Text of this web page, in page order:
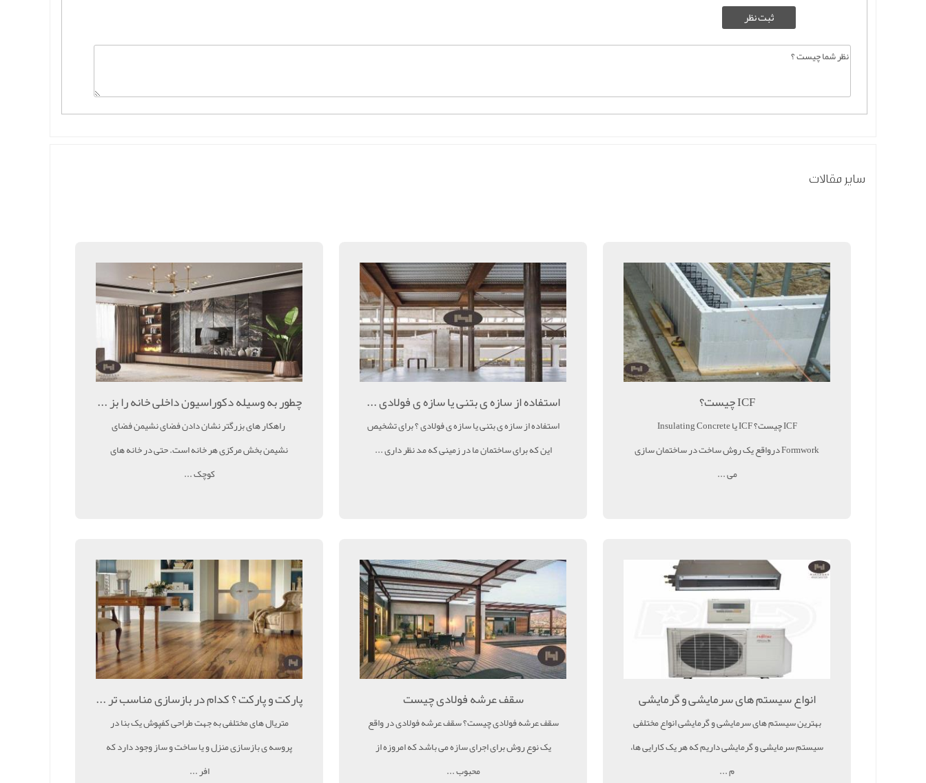
سایر مقالات
ICF چیست؟
ICF چیست؟ ICF یا Insulating Concrete
Formwork درواقع یک روش ساخت در ساختمان سازی
می ...
استفاده از سازه ی بتنی یا سازه ی فولادی ...
استفاده از سازه ی بتنی یا سازه ی فولادی ؟ برای تشخیص
این که برای ساختمان ما در زمینی که مد نظر داری ...
چطور به وسیله دکوراسیون داخلی خانه را بز ...
راهکار های بزرگتر نشان دادن فضای نشیمن فضای
نشیمن بخش مرکزی هر خانه است. حتی در خانه های
کوچک ...
انواع سیستم های سرمایشی و گرمایشی
بهترین سیستم های سرمایشی و گرمایشی انواع مختلفی
سیستم سرمایشی و گرمایشی داریم که هر یک کارایی ها،
م ...
سقف عرشه فولادی چیست
سقف عرشه فولادی چیست؟ سقف عرشه فولادی در واقع
یک نوع روش برای اجرای سازه می باشد که امروزه از
محبوب ...
پارکت و پارکت ؟ کدام در بازسازی مناسب تر ...
متریال های مختلفی به جهت طراحی کفپوش یک بنا در
پروسه ی بازسازی منزل و یا ساخت و ساز وجود دارد که
افر ...